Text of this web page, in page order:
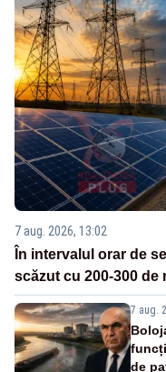
7 aug. 2026, 13:02
În intervalul orar de
scăzut cu 200-300 de
7 aug.
de